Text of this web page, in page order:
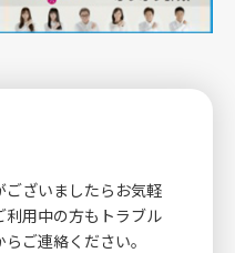
ざいましたらお気軽
利用中の方もトラブル
ご連絡ください。